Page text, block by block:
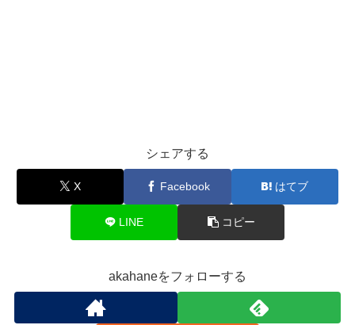
シェアする
X Facebook はてブ
LINE コピー
akahaneをフォローする